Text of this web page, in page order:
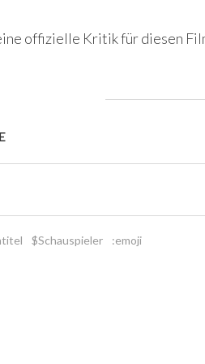
offizielle Kritik für diesen
$Schauspieler :emoji